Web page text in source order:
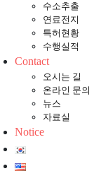
수소추출
연료전지
특허현황
수행실적
Contact
오시는 길
온라인 문의
뉴스
자료실
Notice